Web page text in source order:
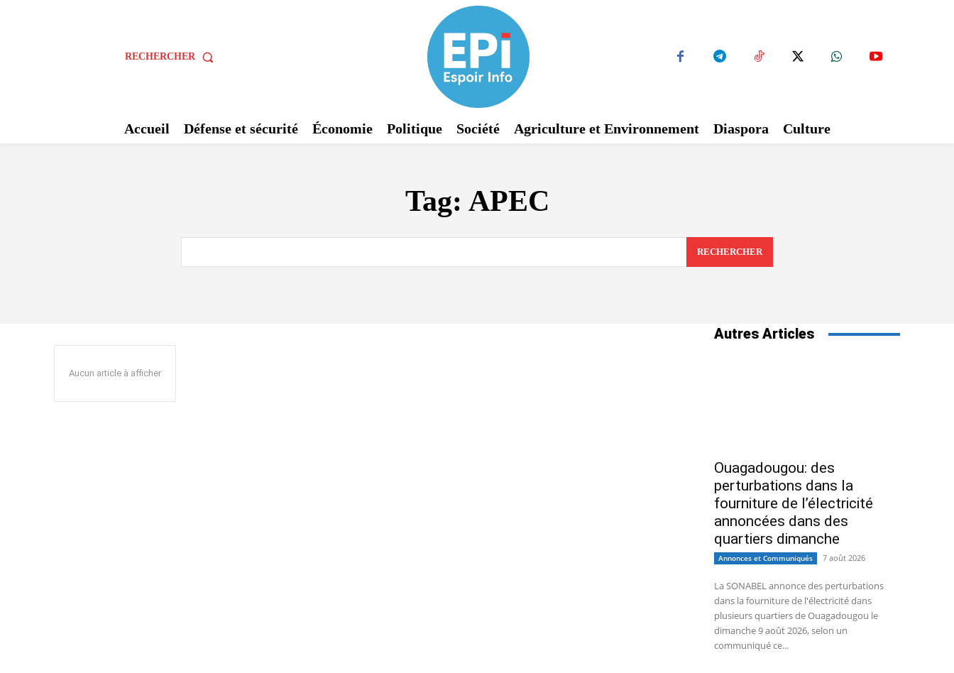
RECHERCHER
Accueil Défense et sécurité Économie Politique Société Agriculture et Environnement Diaspora Culture
Tag: APEC
RECHERCHER
Aucun article à afficher
Autres Articles
Ouagadougou: des
perturbations dans la
fourniture de l’électricité
annoncées dans des
quartiers dimanche
Annonces et Communiqués 7 août 2026
La SONABEL annonce des perturbations
dans la fourniture de l'électricité dans
plusieurs quartiers de Ouagadougou le
dimanche 9 août 2026, selon un
communiqué ce...